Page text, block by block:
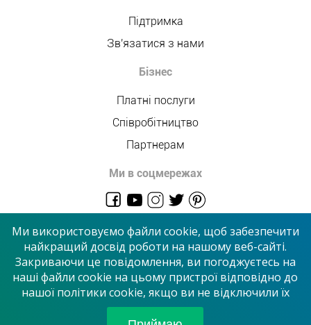
Підтримка
Зв'язатися з нами
Бізнес
Платні послуги
Співробітництво
Партнерам
Ми в соцмережах
© 2026 “Сервісний центр”
Приймаємо до оплати
Ми використовуємо файли cookie, щоб забезпечити
найкращий досвід роботи на нашому веб-сайті.
Закриваючи це повідомлення, ви погоджуєтесь на
наші файли cookie на цьому пристрої відповідно до
нашої політики cookie, якщо ви не відключили їх